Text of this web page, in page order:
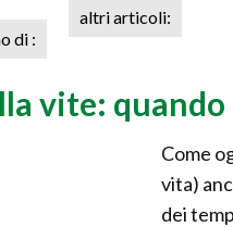
di :
altri articoli:
vite: quando
Come
vita)
dei